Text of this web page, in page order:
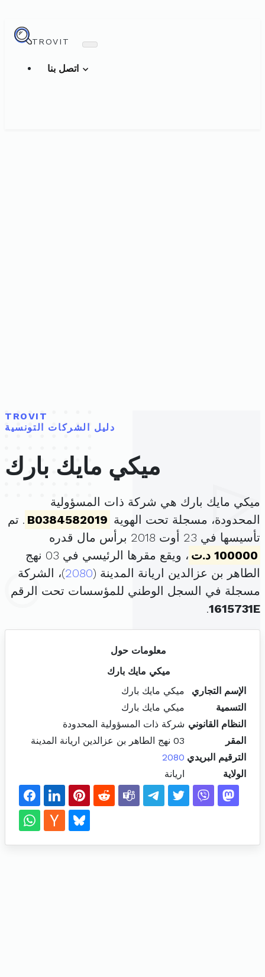
TROVIT
TROVIT
دليل الشركات التونسية
ميكي مايك بارك
ميكي مايك بارك هي شركة ذات المسؤولية
المحدودة، مسجلة تحت الهوية B0384582019 . تم
تأسيسها في 23 أوت 2018 برأس مال قدره
100000 د.ت
، ويقع مقرها الرئيسي في 03 نهج
الطاهر بن عزالدين اريانة المدينة (2080)، الشركة
مسجلة في السجل الوطني للمؤسسات تحت الرقم
1615731E
.
معلومات حول
ميكي مايك بارك
الإسم التجاري
ميكي مايك بارك
التسمية
ميكي مايك بارك
النظام القانوني شركة ذات المسؤولية المحدودة
المقر
03 نهج الطاهر بن عزالدين اريانة المدينة
الترقيم البريدي 2080
الولاية
اريانة